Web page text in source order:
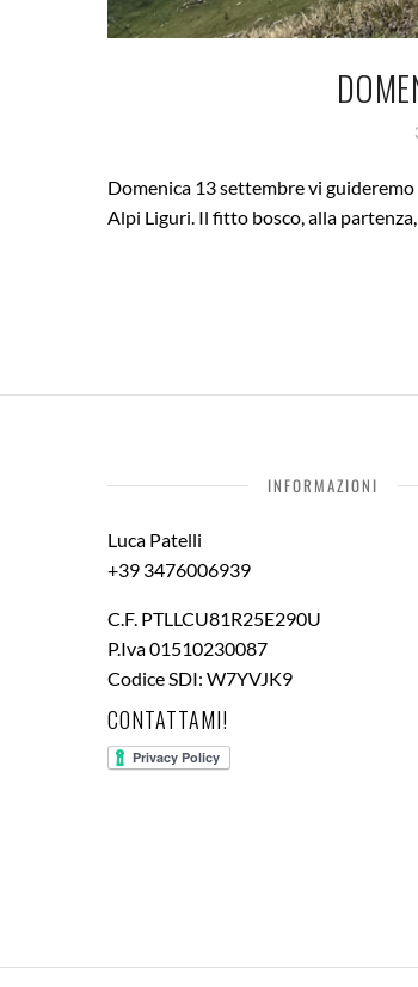
Domenica 13 settembre vi
Alpi Liguri. Il fitto bosco, alla
INFORMAZIONI
Luca Patelli
+39 3476006939
C.F. PTLLCU81R25E290U
P.Iva 01510230087
Codice SDI: W7YVJK9
CONTATTAMI!